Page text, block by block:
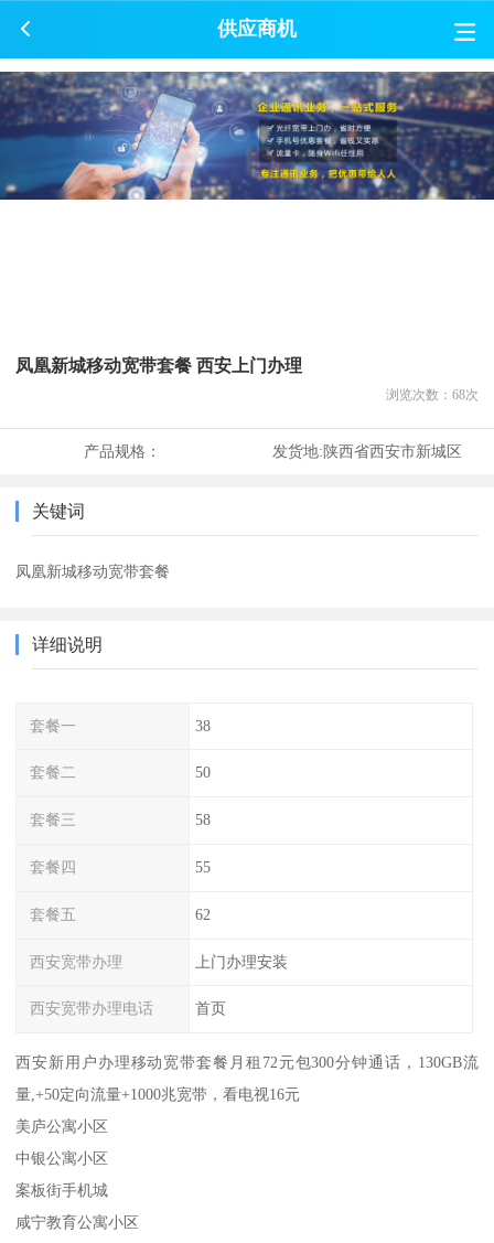
供应商机
凤凰新城移动宽带套餐 西安上门办理
浏览次数： 68次
产品规格： 发货地:陕西省西安市新城区
关键词
凤凰新城移动宽带套餐
详细说明
套餐一 38
套餐二 50
套餐三 58
套餐四 55
套餐五 62
西安宽带办理 上门办理安装
西安宽带办理电话 首页
西安新用户办理移动宽带套餐月租72元包300分钟通话，130GB流
量,+50定向流量+1000兆宽带，看电视16元
美庐公寓小区
中银公寓小区
案板街手机城
咸宁教育公寓小区